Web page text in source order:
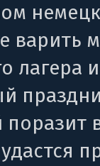
варить
лагера и
поразит